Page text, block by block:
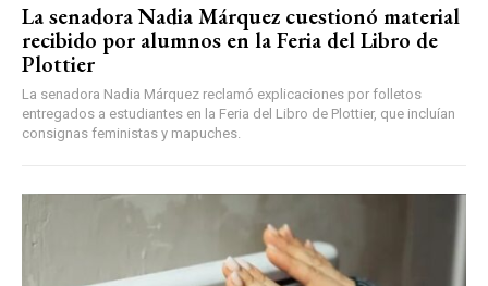
La senadora Nadia Márquez cuestionó material
recibido por alumnos en la Feria del Libro de
Plottier
La senadora Nadia Márquez reclamó explicaciones por folletos
entregados a estudiantes en la Feria del Libro de Plottier, que incluían
consignas feministas y mapuches.